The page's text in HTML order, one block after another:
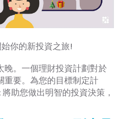
你的新投資之旅!
晚。一個理財投資計劃對於
重要。為您的目標制定計
助您做出明智的投資決策，